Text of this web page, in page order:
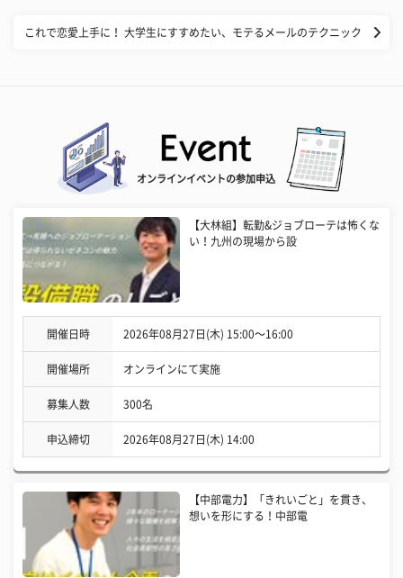
これで恋愛上手に！ 大学生にすすめたい、モテるメールのテクニック
オンラインイベントの参加申込
【大林組】転勤&ジョブローテは怖くな
い！九州の現場から設
開催日時 2026年08月27日(木) 15:00〜16:00
開催場所 オンラインにて実施
募集人数 300名
申込締切 2026年08月27日(木) 14:00
【中部電力】「きれいごと」を貫き、
想いを形にする！中部電